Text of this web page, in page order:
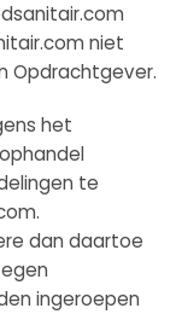
niet
Opdrachtgever.
het
te
dan daartoe
ingeroepen